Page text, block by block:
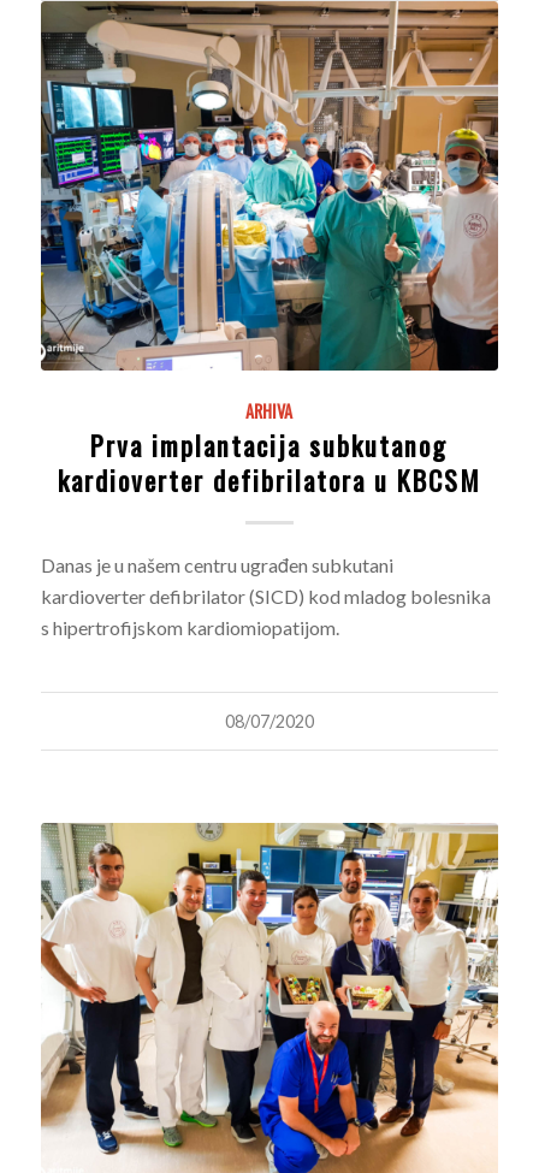
ARHIVA
Prva implantacija subkutanog
kardioverter defibrilatora u KBCSM
Danas je u našem centru ugrađen subkutani
kardioverter defibrilator (SICD) kod mladog bolesnika
s hipertrofijskom kardiomiopatijom.
08/07/2020